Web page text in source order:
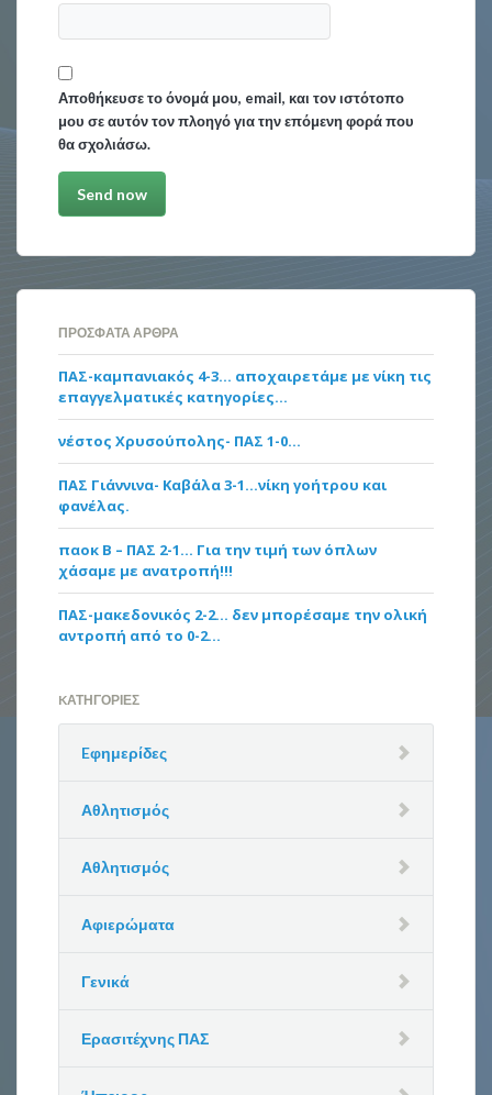
Αποθήκευσε το όνομά μου, email, και τον ιστότοπο
μου σε αυτόν τον πλοηγό για την επόμενη φορά που
θα σχολιάσω.
ΠΡΌΣΦΑΤΑ ΆΡΘΡΑ
ΠΑΣ-καμπανιακός 4-3… αποχαιρετάμε με νίκη τις
επαγγελματικές κατηγορίες…
νέστος Χρυσούπολης- ΠΑΣ 1-0…
ΠΑΣ Γιάννινα- Καβάλα 3-1…νίκη γοήτρου και
φανέλας.
παοκ Β – ΠΑΣ 2-1… Για την τιμή των όπλων
χάσαμε με ανατροπή!!!
ΠΑΣ-μακεδονικός 2-2… δεν μπορέσαμε την ολική
αντροπή από το 0-2…
KΑΤΗΓΟΡΊΕΣ
Eφημερίδες
Αθλητισμός
Αθλητισμός
Αφιερώματα
Γενικά
Ερασιτέχνης ΠΑΣ